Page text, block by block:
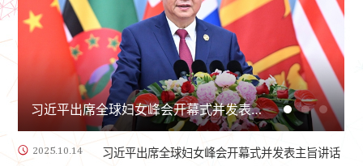
谌贻琴：落实立德树人根本任务 为建成教育强国而不懈奋斗
习近平出席全球妇女峰会开幕式并发表主旨讲话
“全球妇女能力建设中心”在京揭牌 谌贻琴：落实立德树人根本任务 为建成教育强国而不懈奋斗
习近平出席全球妇女峰会开幕式并发表主旨讲话
2025.10.14 习近平出席全球妇女峰会开幕式并发表主旨讲话